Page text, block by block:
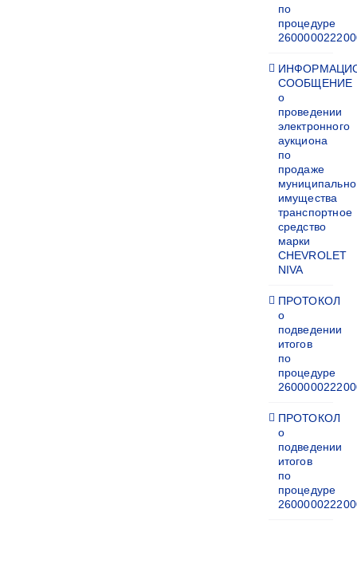
по
процедуре
СООБЩЕНИЕ
о
проведении
электронного
аукциона
по
продаже
имущества
транспортное
средство
марки
CHEVROLET
NIVA
ПРОТОКОЛ
о
подведении
итогов
по
процедуре
ПРОТОКОЛ
о
подведении
итогов
по
процедуре